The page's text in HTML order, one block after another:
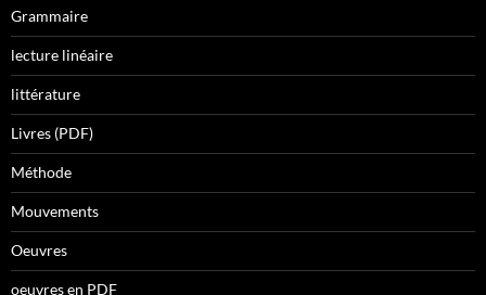
Grammaire
lecture linéaire
littérature
Livres (PDF)
Méthode
Mouvements
Oeuvres
oeuvres en PDF